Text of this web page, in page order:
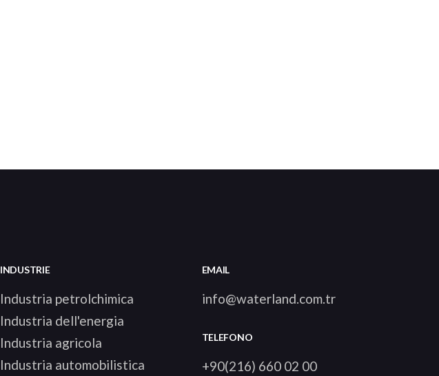
INDUSTRIE
Industria petrolchimica
Industria dell'energia
Industria agricola
Industria automobilistica
EMAIL
info@waterland.com.tr
TELEFONO
+90(216) 660 02 00